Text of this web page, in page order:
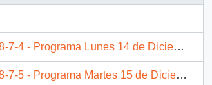
7-4 - Programa Lunes 14 de Diciembre de 1992.
7-5 - Programa Martes 15 de Diciembre de 1992.